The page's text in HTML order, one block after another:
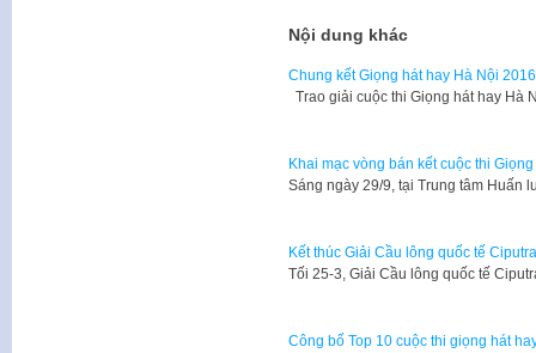
Nội dung khác
Chung kết Giọng hát hay Hà Nội 2016
Trao giải cuộc thi Giọng hát hay
Khai mạc vòng bán kết cuộc thi
Sáng ngày 29/9, tại Trung tâm Huấn
Kết thúc Giải Cầu lông quốc tế
Tối 25-3, Giải Cầu lông quốc tế
Công bố Top 10 cuộc thi giọng hát